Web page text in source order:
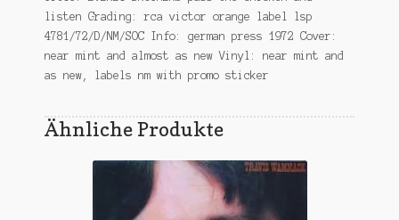
listen Grading: rca victor orange label lsp
4781/72/D/NM/SOC Info: german press 1972 Cover:
near mint and almost as new Vinyl: near mint and
as new, labels nm with promo sticker
Ähnliche Produkte